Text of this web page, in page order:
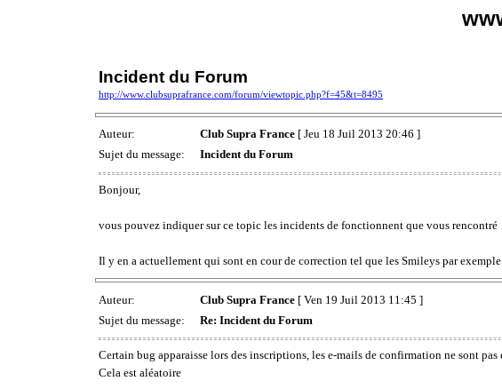
Incident du Forum
http://www.clubsuprafrance.com/forum/viewtopic.php?f=45&t=8495
Auteur: Club Supra France [ Jeu 18 Juil 2013 20:46 ]
Sujet du message:
Incident du Forum
Bonjour,
vous pouvez indiquer sur ce topic les incidents de fonctionnent que vous rencontré
Il y en a actuellement qui sont en cour de correction tel que les Smileys par exemple
Auteur: Club Supra France [ Ven 19 Juil 2013 11:45 ]
Sujet du message:
Re: Incident du Forum
Certain bug apparaisse lors des inscriptions, les e-mails de confirmation ne sont pas
Cela est aléatoire